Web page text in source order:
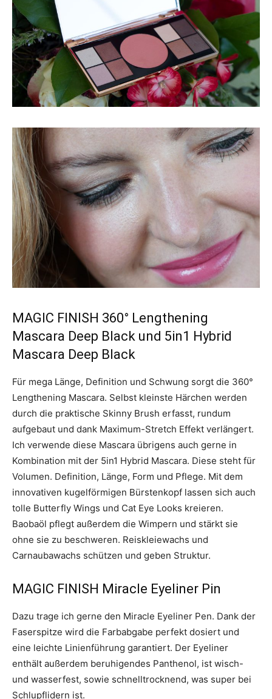
MAGIC FINISH 360° Lengthening
Mascara Deep Black und 5in1 Hybrid
Mascara Deep Black
Für mega Länge, Definition und Schwung sorgt die 360°
Lengthening Mascara. Selbst kleinste Härchen werden
durch die praktische Skinny Brush erfasst, rundum
aufgebaut und dank Maximum-Stretch Effekt verlängert.
Ich verwende diese Mascara übrigens auch gerne in
Kombination mit der 5in1 Hybrid Mascara. Diese steht für
Volumen. Definition, Länge, Form und Pflege. Mit dem
innovativen kugelförmigen Bürstenkopf lassen sich auch
tolle Butterfly Wings und Cat Eye Looks kreieren.
Baobaöl pflegt außerdem die Wimpern und stärkt sie
ohne sie zu beschweren. Reiskleiewachs und
Carnaubawachs schützen und geben Struktur.
MAGIC FINISH Miracle Eyeliner Pin
Dazu trage ich gerne den Miracle Eyeliner Pen. Dank der
Faserspitze wird die Farbabgabe perfekt dosiert und
eine leichte Linienführung garantiert. Der Eyeliner
enthält außerdem beruhigendes Panthenol, ist wisch-
und wasserfest, sowie schnelltrocknend, was super bei
Schlupflidern ist.